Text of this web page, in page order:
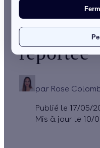
limite de
des
reportée
par Rose
Publié le 17/05/
Mis à jour le 10/